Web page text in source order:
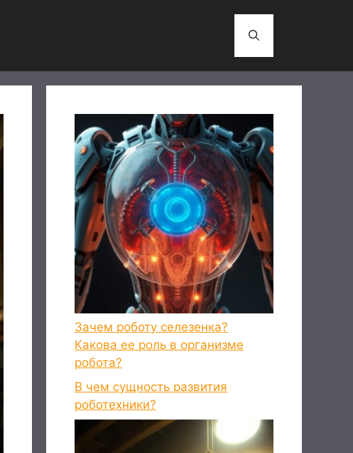
Зачем роботу селезенка?
Какова ее роль в организме
робота?
В чем сущность развития
роботехники?